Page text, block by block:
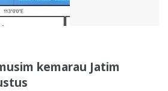
kemarau Jatim